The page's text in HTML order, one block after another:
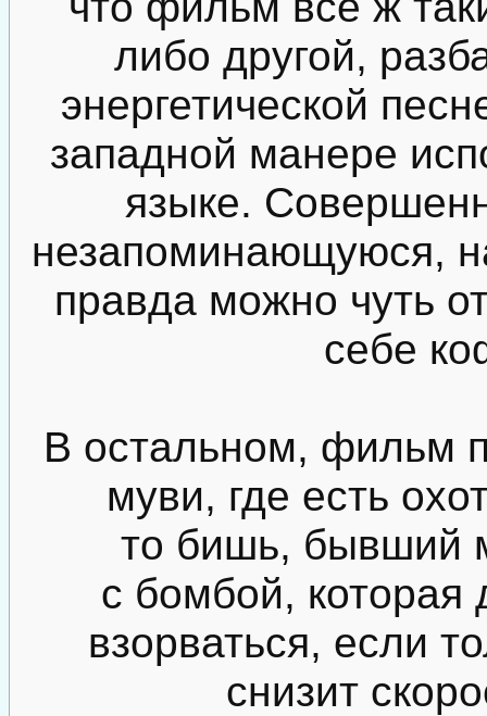
либо другой,
энергетической
западной манере
языке.
незапоминающуюся,
правда можно чуть
себе
В остальном, фильм
муви, где есть
то бишь, бывший
с бомбой, которая
взорваться, если
снизит